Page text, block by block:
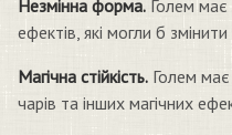
Незмінна форма. Голем має
ефектів, які могли б
Магічна стійкість. Голем має
чарів та інших магічних